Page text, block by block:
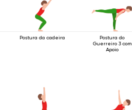
Postura da cadeira
Postura do
Guerreiro 3 com
Apoio